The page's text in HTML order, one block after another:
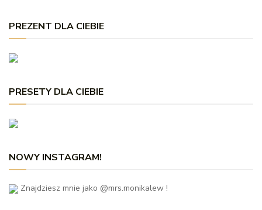
PREZENT DLA CIEBIE
PRESETY DLA CIEBIE
NOWY INSTAGRAM!
Znajdziesz mnie jako @mrs.monikalew !